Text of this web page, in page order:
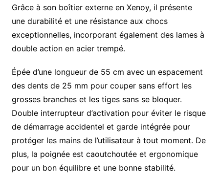
Grâce à son boîtier externe en Xenoy, il présente
une durabilité et une résistance aux chocs
exceptionnelles, incorporant également des lames à
double action en acier trempé.
Épée d’une longueur de 55 cm avec un espacement
des dents de 25 mm pour couper sans effort les
grosses branches et les tiges sans se bloquer.
Double interrupteur d’activation pour éviter le risque
de démarrage accidentel et garde intégrée pour
protéger les mains de l’utilisateur à tout moment. De
plus, la poignée est caoutchoutée et ergonomique
pour un bon équilibre et une bonne stabilité.